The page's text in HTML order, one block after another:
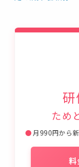
ため
● 月990円から
料